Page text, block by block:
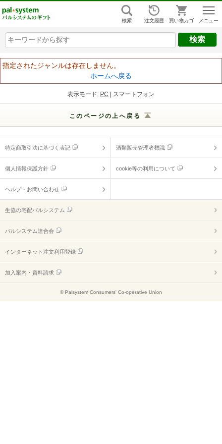
検索 注文履歴 買い物カゴ
組合員ログイン はじめての方
ヘルプ
ご利用ガイド
よくあるご質問（ギフトに関する情報）
ヘルプ・お問い合わせ
キーワードから探す
キーワードから探す
キーワードから探す
指定されたジャンルは存在しません。
ホームへ戻る
表示モード: PC | スマートフォン
このページの上へ戻る
特定商取引法に基づく表記 酒類販売管理者標識
個人情報保護方針 cookie等の利用について
ヘルプ・お問い合わせ
生協の宅配パルシステム
パルシステム連合会
インターネット注文利用登録
加入案内・資料請求
© Palsystem Consumers' Co-operative Union